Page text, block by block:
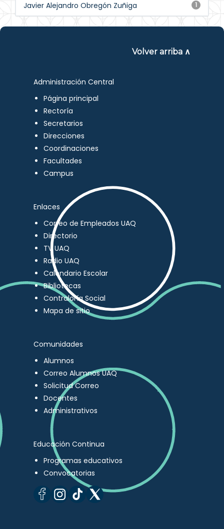
1
Javier Alejandro Obregón Zuñiga
Volver arriba ∧
Administración Central
Página principal
Rectoría
Secretarios
Direcciones
Coordinaciones
Facultades
Campus
Enlaces
Correo de Empleados UAQ
Directorio
TV UAQ
Radio UAQ
Calendario Escolar
Bibliotecas
Contraloría Social
Mapa de sitio
Comunidades
Alumnos
Correo Alumnos UAQ
Solicitud Correo
Docentes
Administrativos
Educación Continua
Programas educativos
Convocatorias